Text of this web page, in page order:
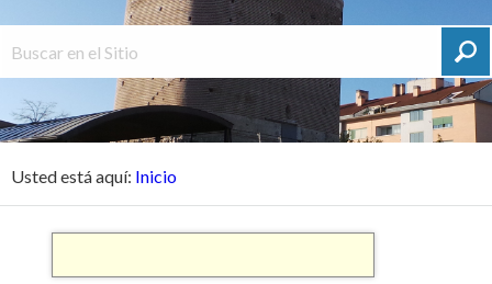
Usted está aquí: Inicio